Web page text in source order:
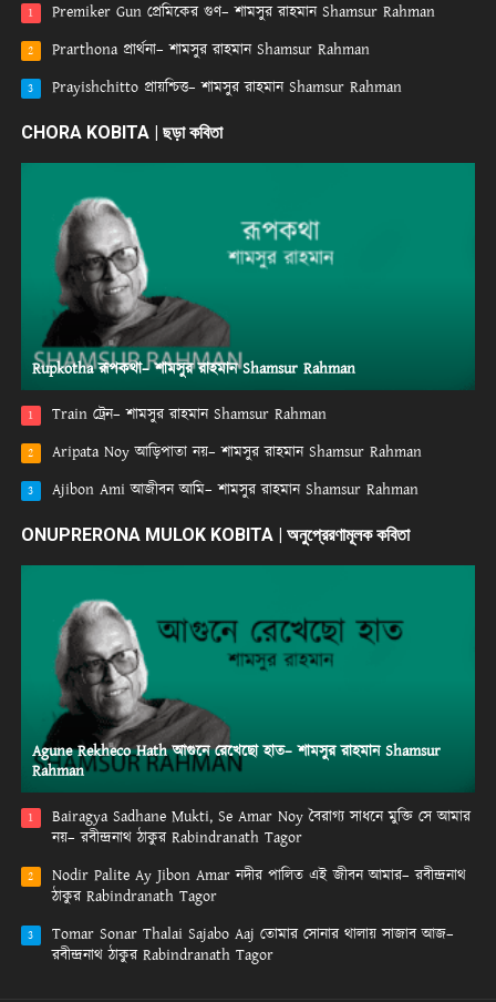
1 Premiker Gun প্রেমিকের গুণ– শামসুর রাহমান Shamsur Rahman
2 Prarthona প্রার্থনা– শামসুর রাহমান Shamsur Rahman
3 Prayishchitto প্রায়শ্চিত্ত– শামসুর রাহমান Shamsur Rahman
CHORA KOBITA | ছড়া কবিতা
Rupkotha রূপকথা– শামসুর রাহমান Shamsur Rahman
1 Train ট্রেন– শামসুর রাহমান Shamsur Rahman
2 Aripata Noy আড়িপাতা নয়– শামসুর রাহমান Shamsur Rahman
3 Ajibon Ami আজীবন আমি– শামসুর রাহমান Shamsur Rahman
ONUPRERONA MULOK KOBITA | অনুপ্রেরণামূলক কবিতা
Agune Rekheco Hath আগুনে রেখেছো হাত– শামসুর রাহমান Shamsur
Rahman
1
Bairagya Sadhane Mukti, Se Amar Noy বৈরাগ্য সাধনে মুক্তি সে আমার
নয়– রবীন্দ্রনাথ ঠাকুর Rabindranath Tagor
2
Nodir Palite Ay Jibon Amar নদীর পালিত এই জীবন আমার– রবীন্দ্রনাথ
ঠাকুর Rabindranath Tagor
3
Tomar Sonar Thalai Sajabo Aaj তোমার সোনার থালায় সাজাব আজ–
রবীন্দ্রনাথ ঠাকুর Rabindranath Tagor